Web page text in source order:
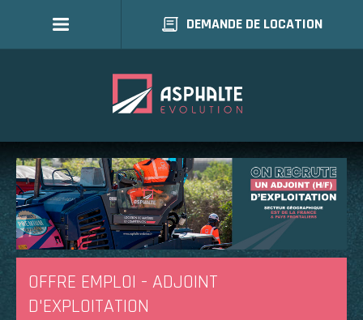
DEMANDE DE LOCATION
OFFRE EMPLOI - ADJOINT
D'EXPLOITATION